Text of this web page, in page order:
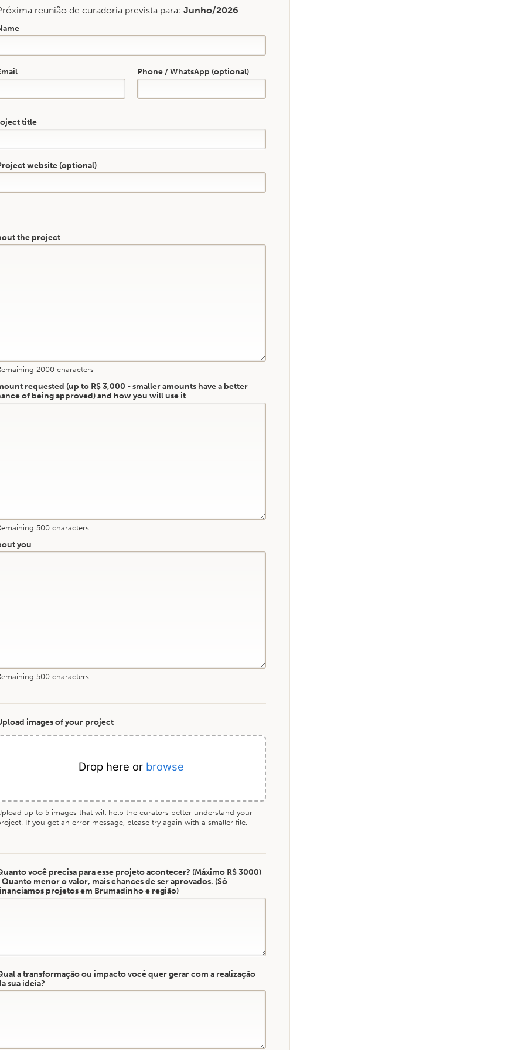
reunião de curadoria prevista para: Junho/2026
Phone / WhatsApp (optional)
title
website (optional)
the project
2000 characters
requested (up to R$ 3,000 - smaller amounts have a better
of being approved) and how you will use it
500 characters
you
500 characters
images of your project
Drop here or browse
up to 5 images that will help the curators better understand your
If you get an error message, please try again with a smaller file.
você precisa para esse projeto acontecer? (Máximo R$ 3000)
Quanto menor o valor, mais chances de ser aprovados. (Só
projetos em Brumadinho e região)
a transformação ou impacto você quer gerar com a realização
sua ideia?